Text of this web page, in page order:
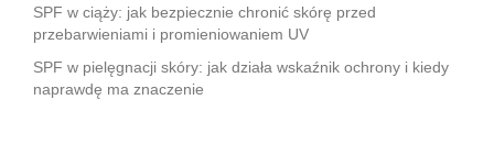
SPF w ciąży: jak bezpiecznie chronić skórę przed
przebarwieniami i promieniowaniem UV
SPF w pielęgnacji skóry: jak działa wskaźnik ochrony i kiedy
naprawdę ma znaczenie